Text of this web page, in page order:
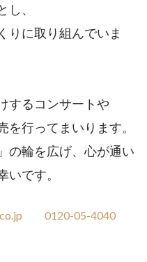
、
りに取り組んでいま
するコンサートや
行ってまいります。
の輪を広げ、心が通い
です。
0120-05-4040